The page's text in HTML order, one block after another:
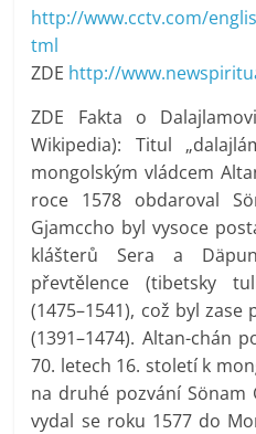
http://www.cctv.com/
tml
ZDE http://
ZDE Fakta o
Wikipedia): Titul
mongolským vládcem
roce 1578 obdaroval
Gjamccho byl vysoce
klášterů Sera a
převtělence (tibetsky
(1475–1541), což byl
(1391–1474). Altan-chán
70. letech 16. století k
na druhé pozvání Sönam
vydal se roku 1577 do